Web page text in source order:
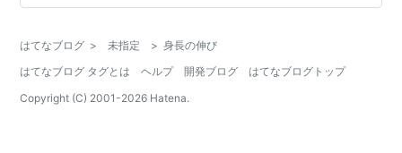
長って個人差がある」とわかっていても、“今しかないこ
て…。そんな時、出会ったのが「セノビル」 SNSでもよ
く目にするようになった『SE…
はてなブログ > 未指定 > 身長の伸び
はてなブログ タグとは
ヘルプ 開発ブログ
はてなブログトップ
Copyright (C) 2001-2026 Hatena.